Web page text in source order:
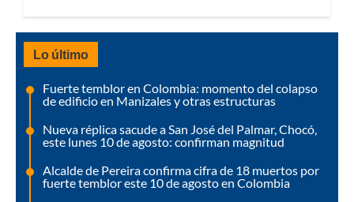
Lo último
Fuerte temblor en Colombia: momento del colapso
de edificio en Manizales y otras estructuras
Nueva réplica sacude a San José del Palmar, Chocó,
este lunes 10 de agosto: confirman magnitud
Alcalde de Pereira confirma cifra de 18 muertos por
fuerte temblor este 10 de agosto en Colombia